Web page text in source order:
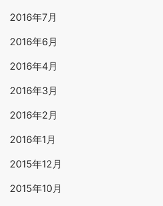
2016年7月
2016年6月
2016年4月
2016年3月
2016年2月
2016年1月
2015年12月
2015年10月